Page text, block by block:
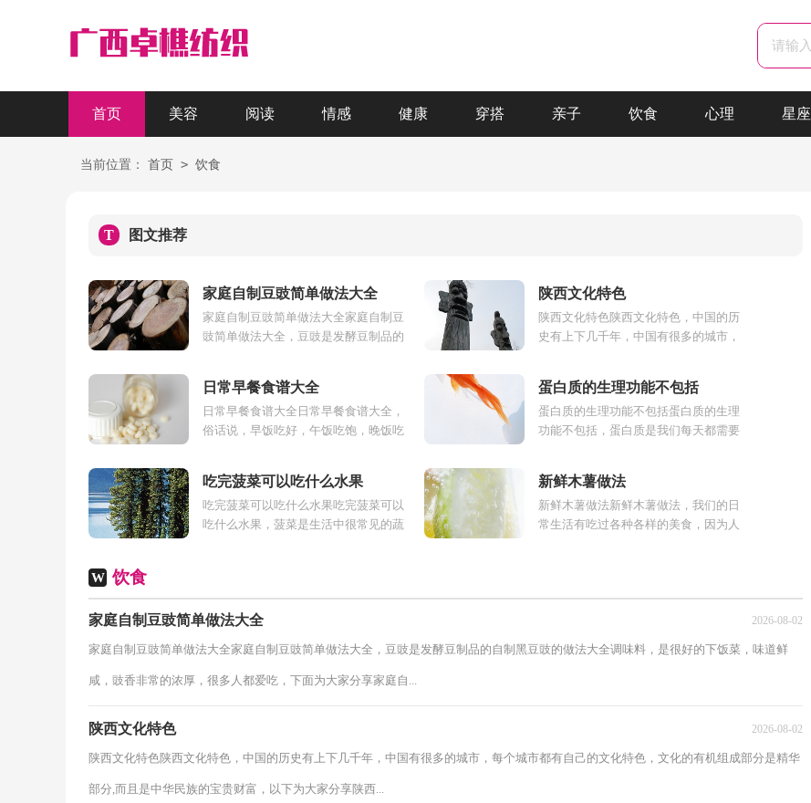
首页 美容 阅读 情感 健康 穿搭 亲子 饮食 心理 星座
当前位置： 首页 > 饮食
T 图文推荐
家庭自制豆豉简单做法大全
家庭自制豆豉简单做法大全家庭自制豆
豉简单做法大全，豆豉是发酵豆制品的
厚，很...
陕西文化特色
陕西文化特色陕西文化特色，中国的历
史有上下几千年，中国有很多的城市，
民...
日常早餐食谱大全
日常早餐食谱大全日常早餐食谱大全，
俗话说，早饭吃好，午饭吃饱，晚饭吃
碳水化合...
蛋白质的生理功能不包括
蛋白质的生理功能不包括蛋白质的生理
功能不包括，蛋白质是我们每天都需要
吃完菠菜可以吃什么水果
吃完菠菜可以吃什么水果吃完菠菜可以
吃什么水果，菠菜是生活中很常见的蔬
新鲜木薯做法
新鲜木薯做法新鲜木薯做法，我们的日
常生活有吃过各种各样的美食，因为人
W 饮食
家庭自制豆豉简单做法大全 2026-08-02
家庭自制豆豉简单做法大全家庭自制豆豉简单做法大全，豆豉是发酵豆制品的自制黑豆豉的做法大全调味料，是很好的下饭菜，味道鲜
咸，豉香非常的浓厚，很多人都爱吃，下面为大家分享家庭自...
陕西文化特色 2026-08-02
陕西文化特色陕西文化特色，中国的历史有上下几千年，中国有很多的城市，每个城市都有自己的文化特色，文化的有机组成部分是精华
部分,而且是中华民族的宝贵财富，以下为大家分享陕西...